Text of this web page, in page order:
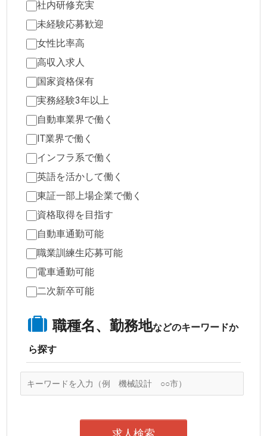
社内研修充実
未経験応募歓迎
女性比率高
高収入求人
国家資格保有
実務経験3年以上
自動車業界で働く
IT業界で働く
インフラ系で働く
英語を活かして働く
東証一部上場企業で働く
資格取得を目指す
自動車通勤可能
職業訓練生応募可能
電車通勤可能
二次新卒可能
職種名、勤務地などのキーワードか
ら探す